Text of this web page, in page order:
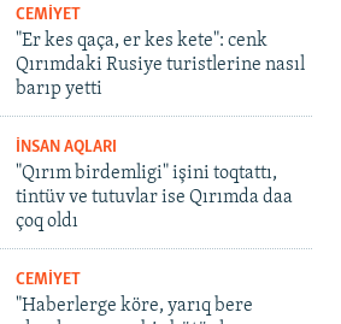
CEMİYET
"Er kes qaça, er kes kete": cenk
Qırımdaki Rusiye turistlerine nasıl
barıp yetti
İNSAN AQLARI
"Qırım birdemligi" işini toqtattı,
tintüv ve tutuvlar ise Qırımda daa
çoq oldı
CEMİYET
"Haberlerge köre, yarıq bere